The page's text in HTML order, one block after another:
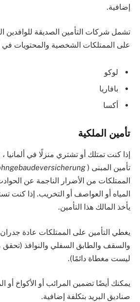
إضافية.
تشمل شركات التأمين الصديقة للوافدين
على الممتلكات الشخصية والمحتويات في
لوكو
بافاريا
أكسا
تأمين الملكية
إذا كنت تمتلك أو تشتري منزلًا في
تأمين المبنى (
الممتلكات من الأضرار الناجمة عن
المياه أو العواصف أو التخريب. إذا كنت
يأخذ المالك هذا التأمين.
يغطي التأمين على الممتلكات عادة
والسقف والطابق السفلي والنوافذ (تحقق
ليست مغطاة دائمًا).
يمكنك أيضًا تضمين المرائب أو الأكواخ أو
صناديق البريد بتكلفة إضافية.